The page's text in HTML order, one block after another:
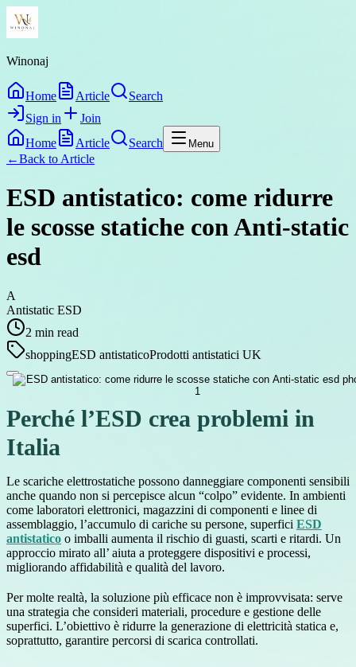
Winonaj
Home Article
Search
Sign in
Join
Home
Article Search Menu
←Back to Article
ESD antistatico: come ridurre
le scosse statiche con Anti-static
esd
A
Antistatic ESD
2 min read
shoppingESD antistaticoProdotti antistatici UK
Perché l’ESD crea problemi in
Italia
Le scariche elettrostatiche possono danneggiare componenti sensibili
anche quando non si percepisce alcun “colpo” evidente. In ambienti
come laboratori elettronici, magazzini di componenti e linee di
assemblaggio, l’accumulo di cariche su persone, superfici ESD
antistatico o imballi aumenta il rischio di guasti, scarti e ritardi. Un
approccio mirato all’ aiuta a proteggere dispositivi e processi,
migliorando affidabilità e qualità del lavoro.
Per molte realtà, la soluzione più efficace non è improvvisata: serve
una strategia che consideri materiali, procedure e gestione delle
superfici. L’obiettivo è ridurre la generazione di elettricità statica e,
soprattutto, garantire percorsi di scarica controllati.